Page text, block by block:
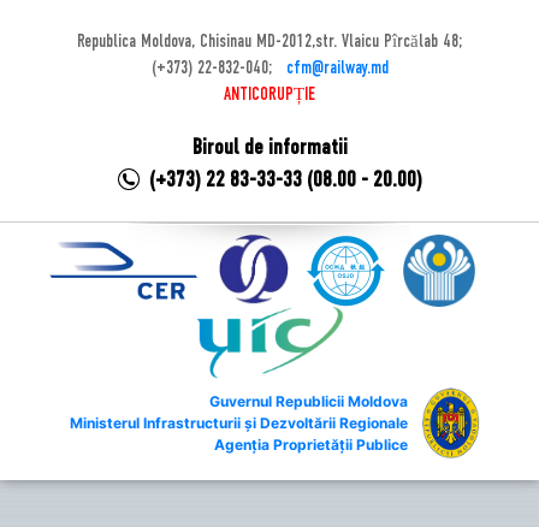
Republica Moldova, Chisinau MD-2012,str. Vlaicu Pîrcălab 48;
(+373) 22-832-040;
cfm@railway.md
ANTICORUPȚIE
Biroul de informatii
(+373) 22 83-33-33 (08.00 - 20.00)
Guvernul Republicii Moldova
Ministerul Infrastructurii și Dezvoltării Regionale
Agenția Proprietății Publice